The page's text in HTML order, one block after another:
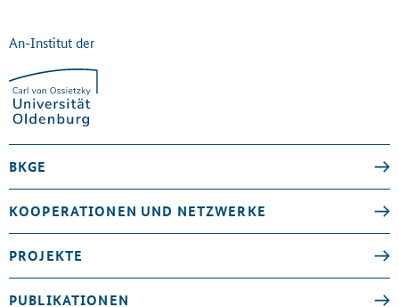
An-Institut der
BKGE
KOOPERATIONEN UND NETZWERKE
PROJEKTE
PUBLIKATIONEN